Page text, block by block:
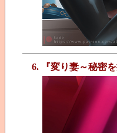
6. 『変り妻～秘密